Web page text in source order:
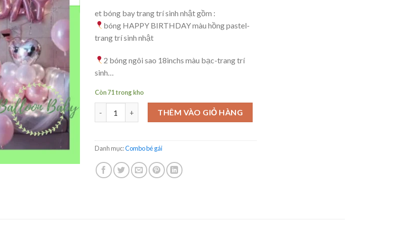
et bóng bay trang trí sinh nhật gồm :
bóng HAPPY BIRTHDAY màu hồng pastel-
trang trí sinh nhật
2 bóng ngôi sao 18inchs màu bạc-trang trí
sinh…
Còn 71 trong kho
Set bóng bay trang trí sinh nhật cho bé gái HG01 số lượng
THÊM VÀO GIỎ HÀNG
Danh mục:Combo bé gái